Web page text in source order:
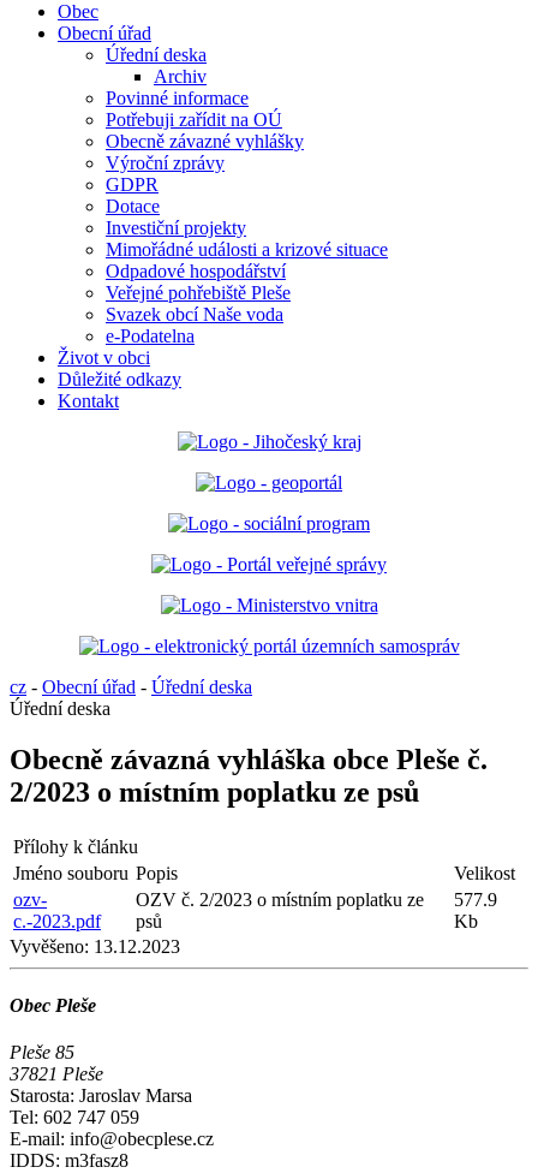
Obec
Obecní úřad
Úřední deska
Archiv
Povinné informace
Potřebuji zařídit na OÚ
Obecně závazné vyhlášky
Výroční zprávy
GDPR
Dotace
Investiční projekty
Mimořádné události a krizové situace
Odpadové hospodářství
Veřejné pohřebiště Pleše
Svazek obcí Naše voda
e-Podatelna
Život v obci
Důležité odkazy
Kontakt
cz - Obecní úřad - Úřední deska
Úřední deska
Obecně závazná vyhláška obce Pleše č.
2/2023 o místním poplatku ze psů
Přílohy k článku
Jméno souboru Popis
Velikost
ozv-
c.-2023.pdf
OZV č. 2/2023 o místním poplatku ze
psů
577.9
Kb
Vyvěšeno: 13.12.2023
Obec Pleše
Pleše 85
37821 Pleše
Starosta: Jaroslav Marsa
Tel: 602 747 059
E-mail: info@obecplese.cz
IDDS: m3fasz8